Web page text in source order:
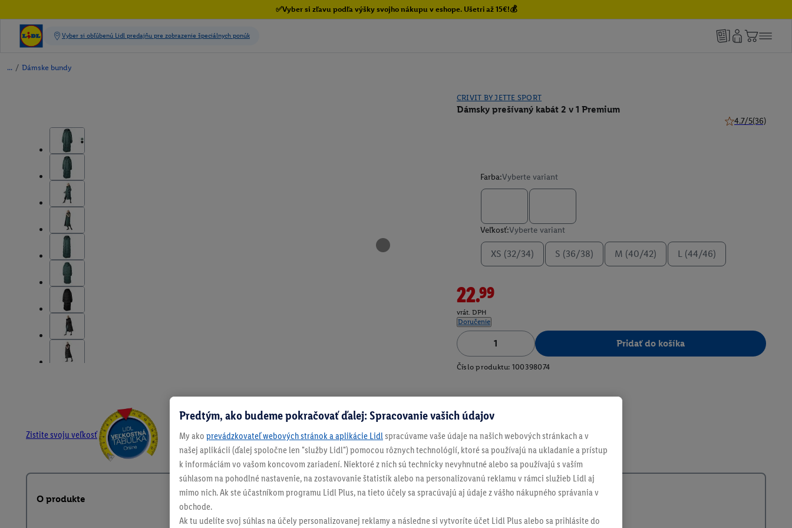
✅Vyber si zľavu podľa výšky svojho nákupu v eshope. Ušetri až 15€!💰
/ Dámske bundy
CRIVIT BY JETTE SPORT
Dámsky prešívaný kabát 2 v 1 Premium
4.7/5(36)
Farba:Vyberte variant
Veľkosť:Vyberte variant
XS (32/34) S (36/38) M (40/42) L (44/46)
22.99
vrát. DPH
Doručenie
Pridať do košíka
Číslo produktu: 100398074
Zistite svoju veľkosť
O produkte
Predtým, ako budeme pokračovať ďalej: Spracovanie vašich údajov
My ako prevádzkovateľ webových stránok a aplikácie Lidl spracúvame vaše údaje na našich webových stránkach a v
našej aplikácii (ďalej spoločne len "služby Lidl") pomocou rôznych technológií, ktoré sa používajú na ukladanie a prístup
k informáciám vo vašom koncovom zariadení. Niektoré z nich sú technicky nevyhnutné alebo sa používajú s vaším
súhlasom na pohodlné nastavenie, na zostavovanie štatistík alebo na personalizovanú reklamu v rámci služieb Lidl aj
mimo nich. Ak ste účastníkom programu Lidl Plus, na tieto účely sa spracúvajú aj údaje z vášho nákupného správania v
obchode.
Ak tu udelíte svoj súhlas na účely personalizovanej reklamy a následne si vytvoríte účet Lidl Plus alebo sa prihlásite do